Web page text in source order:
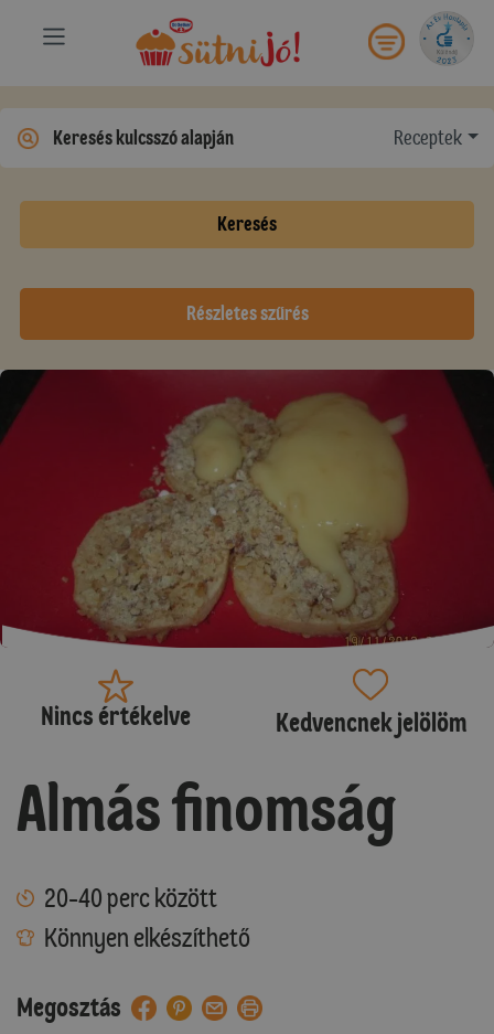
Receptek
Keresés
Részletes szűrés
Nincs értékelve Kedvencnek jelölöm
Almás finomság
20-40 perc között
Könnyen elkészíthető
Megosztás